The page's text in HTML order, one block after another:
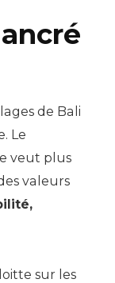
de Bali
Le
veut plus
valeurs
sur les